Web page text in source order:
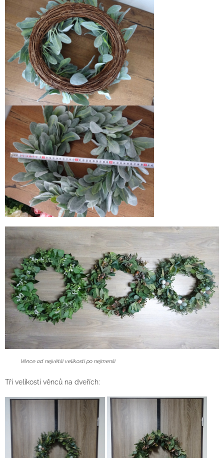
Věnce od největší velikosti po nejmenší
Tři velikosti věnců na dveřích: